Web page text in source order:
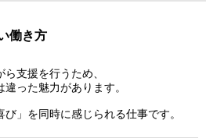
働き方
支援を行うため、
った魅力があります。
び」を同時に感じられる仕事です。